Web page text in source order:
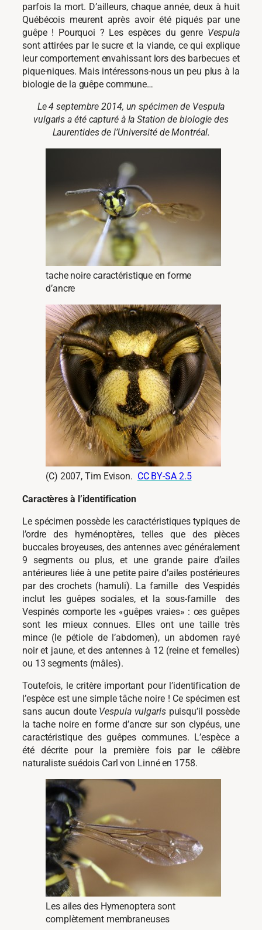
parfois la mort. D’ailleurs, chaque année, deux à huit
Québécois meurent après avoir été piqués par une
guêpe ! Pourquoi ? Les espèces du genre Vespula
sont attirées par le sucre et la viande, ce qui explique
leur comportement envahissant lors des barbecues et
pique-niques. Mais intéressons-nous un peu plus à la
biologie de la guêpe commune…
Le 4 septembre 2014, un spécimen de Vespula
vulgaris a été capturé à la Station de biologie des
Laurentides de l’Université de Montréal.
tache noire caractéristique en forme
d’ancre
(C) 2007, Tim Evison. CC BY-SA 2.5
Caractères à l’identification
Le spécimen possède les caractéristiques typiques de
l’ordre des hyménoptères, telles que des pièces
buccales broyeuses, des antennes avec généralement
9 segments ou plus, et une grande paire d’ailes
antérieures liée à une petite paire d’ailes postérieures
par des crochets (hamuli). La famille des Vespidés
inclut les guêpes sociales, et la sous-famille des
Vespinés comporte les «guêpes vraies» : ces guêpes
sont les mieux connues. Elles ont une taille très
mince (le pétiole de l’abdomen), un abdomen rayé
noir et jaune, et des antennes à 12 (reine et femelles)
ou 13 segments (mâles).
Toutefois, le critère important pour l’identification de
l’espèce est une simple tâche noire ! Ce spécimen est
sans aucun doute Vespula vulgarispuisqu’il possède
la tache noire en forme d’ancre sur son clypéus, une
caractéristique des guêpes communes. L’espèce a
été décrite pour la première fois par le célèbre
naturaliste suédois Carl von Linné en 1758.
Les ailes des Hymenoptera sont
complètement membraneuses